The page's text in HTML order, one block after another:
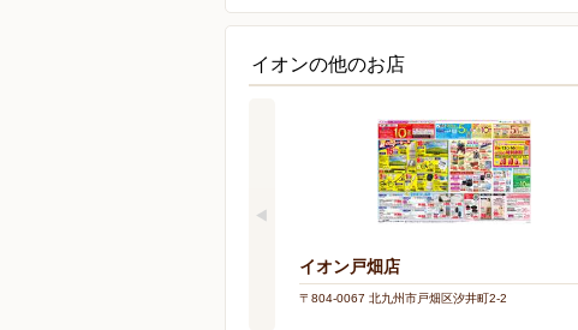
イオンの他のお店
イオン戸畑店
〒804-0067 北九州市戸畑区汐井町2-2